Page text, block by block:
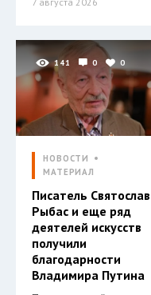
141 0 0
НОВОСТИ
МАТЕРИАЛ
Писатель Святослав
Рыбас и еще ряд
деятелей искусств
получили
благодарности
Владимира Путина